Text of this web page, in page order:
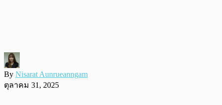
By Nisarat Aunrueanngam
ตุลาคม 31, 2025